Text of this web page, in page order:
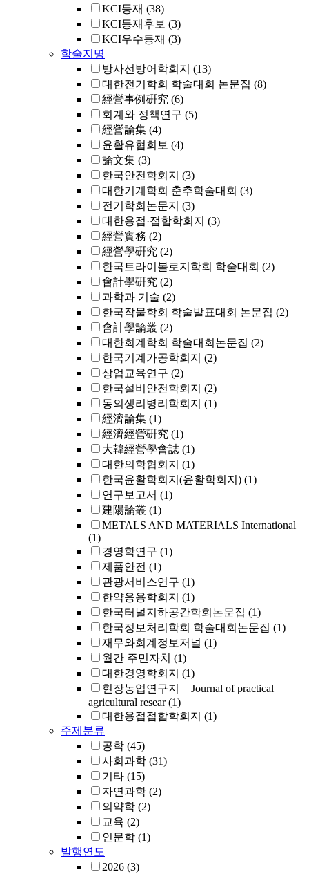
KCI등재 (38)
KCI등재후보 (3)
KCI우수등재 (3)
학술지명
방사선방어학회지 (13)
대한전기학회 학술대회 논문집 (8)
經營事例硏究 (6)
회계와 정책연구 (5)
經營論集 (4)
윤활유협회보 (4)
論文集 (3)
한국안전학회지 (3)
대한기계학회 춘추학술대회 (3)
전기학회논문지 (3)
대한용접·접합학회지 (3)
經營實務 (2)
經營學硏究 (2)
한국트라이볼로지학회 학술대회 (2)
會計學硏究 (2)
과학과 기술 (2)
한국작물학회 학술발표대회 논문집 (2)
會計學論叢 (2)
대한회계학회 학술대회논문집 (2)
한국기계가공학회지 (2)
상업교육연구 (2)
한국설비안전학회지 (2)
동의생리병리학회지 (1)
經濟論集 (1)
經濟經營硏究 (1)
大韓經營學會誌 (1)
대한의학협회지 (1)
한국윤활학회지(윤활학회지) (1)
연구보고서 (1)
建陽論叢 (1)
METALS AND MATERIALS International
(1)
경영학연구 (1)
제품안전 (1)
관광서비스연구 (1)
한약응용학회지 (1)
한국터널지하공간학회논문집 (1)
한국정보처리학회 학술대회논문집 (1)
재무와회계정보저널 (1)
월간 주민자치 (1)
대한경영학회지 (1)
현장농업연구지 = Journal of practical
agricultural resear (1)
대한용접접합학회지 (1)
주제분류
공학 (45)
사회과학 (31)
기타 (15)
자연과학 (2)
의약학 (2)
교육 (2)
인문학 (1)
발행연도
2026 (3)